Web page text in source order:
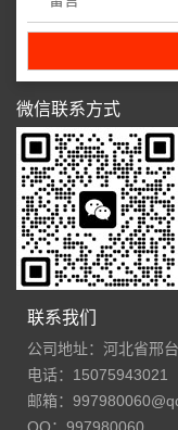
微信联系方式
联系我们
公司地址：河北省邢
电话：15075943021
邮箱：
QQ：997980060